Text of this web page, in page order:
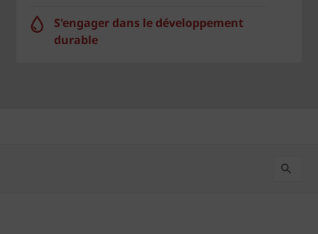
S'engager dans le développement
durable